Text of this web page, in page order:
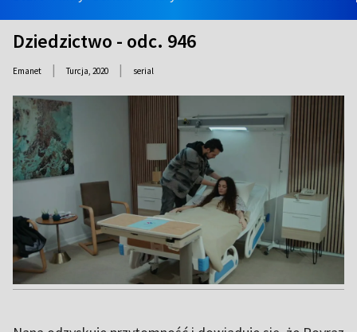
Dziedzictwo - odc. 946
Emanet | Turcja, 2020 | serial